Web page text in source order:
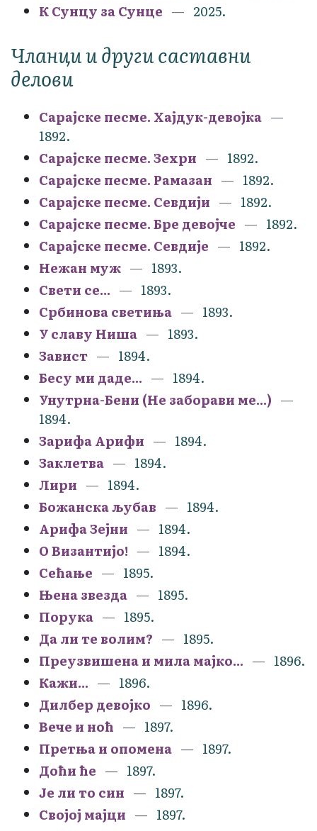
К Сунцу за Сунце
2025.
Чланци и други саставни
делови
Сарајске песме. Хајдук-девојка
1892.
Сарајске песме. Зехри
1892.
Сарајске песме. Рамазан
1892.
Сарајске песме. Севдији
1892.
Сарајске песме. Бре девојче
1892.
Сарајске песме. Севдије
1892.
Нежан муж
1893.
Свети се...
1893.
Србинова светиња
1893.
У славу Ниша
1893.
Завист
1894.
Бесу ми даде...
1894.
Унутрна-Бени (Не заборави ме...)
1894.
Зарифа Арифи
1894.
Заклетва
1894.
Лири
1894.
Божанска љубав
1894.
Арифа Зејни
1894.
О Византијо!
1894.
Сећање
1895.
Њена звезда
1895.
Порука
1895.
Да ли те волим?
1895.
Преузвишена и мила мајко...
1896.
Кажи...
1896.
Дилбер девојко
1896.
Вече и ноћ
1897.
Претња и опомена
1897.
Доћи ће
1897.
Је ли то син
1897.
Својој мајци
1897.